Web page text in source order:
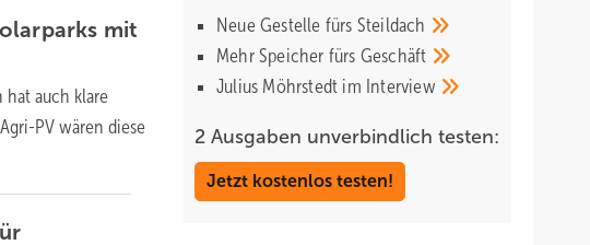
mit
auch klare
PV wären diese
Neue Gestelle fürs Steildach
Mehr Speicher fürs Geschäft
Julius Möhrstedt im Interview
2 Ausgaben unverbindlich testen:
Jetzt kostenlos testen!